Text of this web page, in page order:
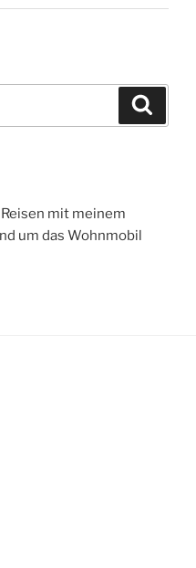
mit meinem
um das Wohnmobil